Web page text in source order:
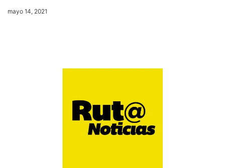
mayo 14, 2021